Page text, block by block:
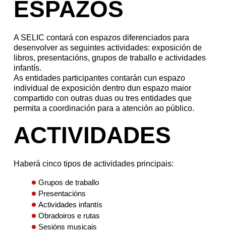
ESPAZOS
A SELIC contará con espazos diferenciados para
desenvolver as seguintes actividades: exposición de
libros, presentacións, grupos de traballo e actividades
infantís.
As entidades participantes contarán cun espazo
individual de exposición dentro dun espazo maior
compartido con outras duas ou tres entidades que
permita a coordinación para a atención ao público.
ACTIVIDADES
Haberá cinco tipos de actividades principais:
Grupos de traballo
Presentacións
Actividades infantís
Obradoiros e rutas
Sesións musicais